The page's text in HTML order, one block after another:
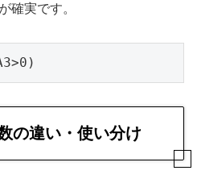
確実です。
の違い・使い分け